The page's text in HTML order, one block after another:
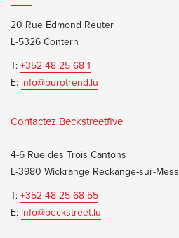
20 Rue Edmond Reuter
L-5326 Contern
T: +352 48 25 68 1
E: info@burotrend.lu
Contactez Beckstreetfive
4-6 Rue des Trois Cantons
L-3980 Wickrange Reckange-sur-Mess
T: +352 48 25 68 55
E: info@beckstreet.lu